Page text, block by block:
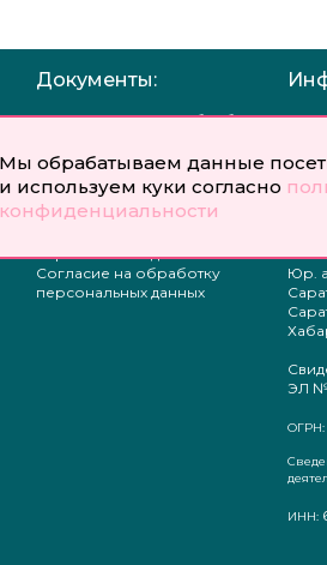
Мы обрабатываем данные
и используем куки согласно
конфиденциальности
Документы:
Отзыв согласия на обработку
Пользовательское
соглашение
Политика
конфиденциальности
персональных данных
Согласие на обработку
персональных данных
Юр.
ЭЛ №
ОГРН:
ИНН: